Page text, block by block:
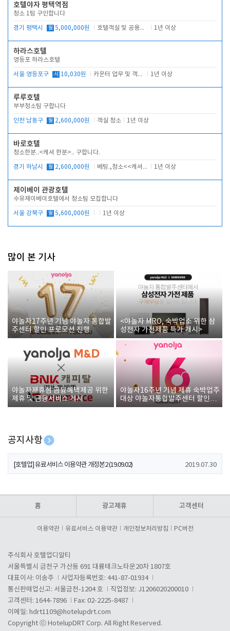
호텔야자 평택역점
청소 1팀 구인합니다
경기 평택시 월 5,000,000원 호텔객실 및 공용시설 청소 관리 1년 이상
하라스호텔
영등포 하라스호텔
서울 영등포구 시 10,030원 카운터 업무 및 객실관리(청소상태 확인, 객실판매) 1년 이상
루루호텔
부부청소팀 구합니다
인천 남동구 월 2,600,000원 객실 청소 1년 이상
바로호텔
청소한분..<캐셔 한분>.. 구합니다.
경기 하남시 월 2,600,000원 베팅.,청소<<캐셔 모셔봅니다. 1년 이상
제이베이 관광호텔
수유제이베이호텔에서 청소팀 모집합니다
서울 강북구 월 5,600,000원 1년 이상
많이 본 기사
야놀자17주년 기념 야놀자 통합발
주센터 할인 프로모션 진행
<야놀자 MRO, 숙박업소 위한 삼
성전자 가전제품 특가 개시>
야놀자제휴점 금융혜택제공 위한
제휴 및 금융서비스 게시
야놀자16주년 기념 제휴 숙박업주
대상 야놀자통합발주센터 할인쿠
폰 증정
공지사항
[호텔업] 개인정보 처리방침 개정본1 (19.09.02)
[호텔업] 유료서비스 이용약관 개정본2 (19.09.02) 2019.07.30
홈 광고제휴 고객센터
이용약관 유료서비스 이용약관 개인정보처리방침 PC버전
주식회사 호텔업디알티
서울특별시 금천구 가산동 691 대륭테크노타운20차 1807호
대표이사: 이송주
사업자등록번호: 441-87-01934
통신판매업신고: 서울금천-1204 호
직업정보: J1206020200010
고객센터: 1644-7896
Fax: 02-2225-8487
이메일: hdrt1109@hotelupdrt.com
Copyright ⓒ HotelupDRT Corp. All Right Reserved.